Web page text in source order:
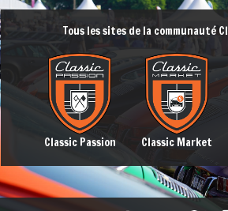
Tous les sites de la communauté
Classic Passion Classic Market